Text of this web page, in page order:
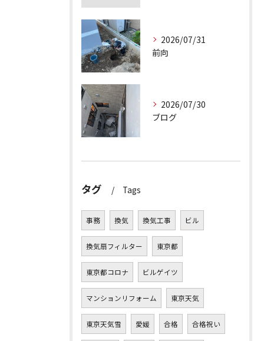
2026/07/31
前向
2026/07/30
ブログ
タグ Tags
事務 換気 換気工事 ビル
換気扇フィルター 東京都
東京都コロナ ビルゲイツ
マンションリフォーム 東京天気
東京天気雪 愛媛 合格 合格祝い